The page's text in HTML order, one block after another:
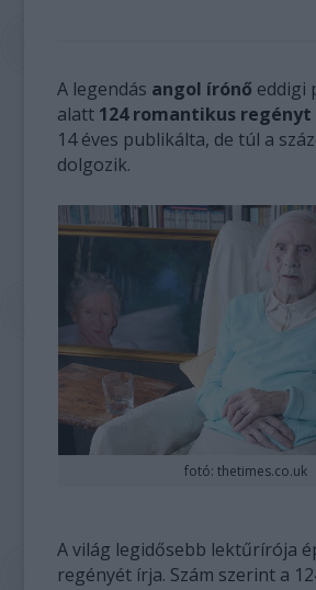
A legendás angol írónő eddigi
alatt 124 romantikus regényt
14 éves publikálta, de túl a
dolgozik.
fotó: thetimes.co.uk
A világ legidősebb lektűrírója
regényét írja. Szám szerint a